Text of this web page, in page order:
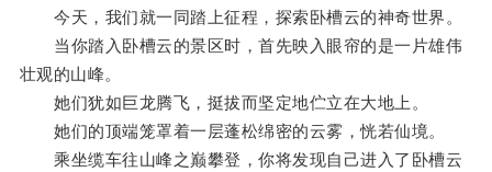
今天，我们就一同踏上征程，探索卧槽云的神奇世界。
当你踏入卧槽云的景区时，首先映入眼帘的是一片雄伟
壮观的山峰。
她们犹如巨龙腾飞，挺拔而坚定地伫立在大地上。
她们的顶端笼罩着一层蓬松绵密的云雾，恍若仙境。
乘坐缆车往山峰之巅攀登，你将发现自己进入了卧槽云